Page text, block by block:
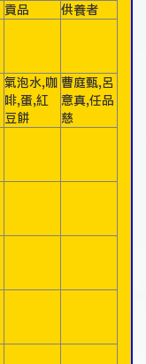
貢品
供養者
氣泡水,咖
啡,蛋,紅
豆餅
曹庭甄,呂
意真,任品
慈